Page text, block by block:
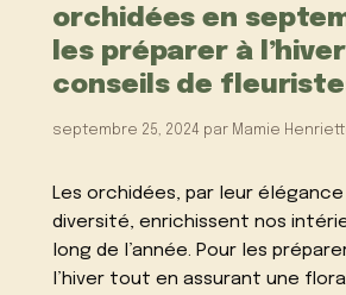
orchidées en
les préparer à
conseils de
septembre 25, 2024 par Mamie
Les orchidées, par leur
diversité, enrichissent nos
long de l’année. Pour les
l’hiver tout en assurant une